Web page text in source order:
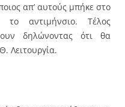
απ’ αυτούς μπήκε στο
αντιμήνσιο. Τέλος
δηλώνοντας ότι θα
Λειτουργία.